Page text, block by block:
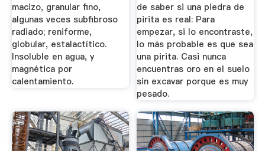
macizo, granular fino,
algunas veces subfibroso
radiado; reniforme,
globular, estalactítico.
Insoluble en agua, y
magnética por
calentamiento.
de saber si una piedra de
pirita es real: Para
empezar, si lo encontraste,
lo más probable es que sea
una pirita. Casi nunca
encuentras oro en el suelo
sin excavar porque es muy
pesado.